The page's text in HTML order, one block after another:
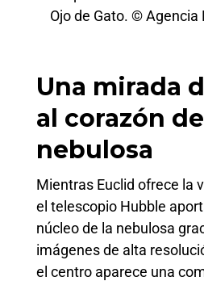
Ojo de Gato. © Agencia
Una mirada
al corazón
nebulosa
Mientras Euclid ofrece la
el telescopio Hubble
núcleo de la nebulosa
imágenes de alta
el centro aparece una